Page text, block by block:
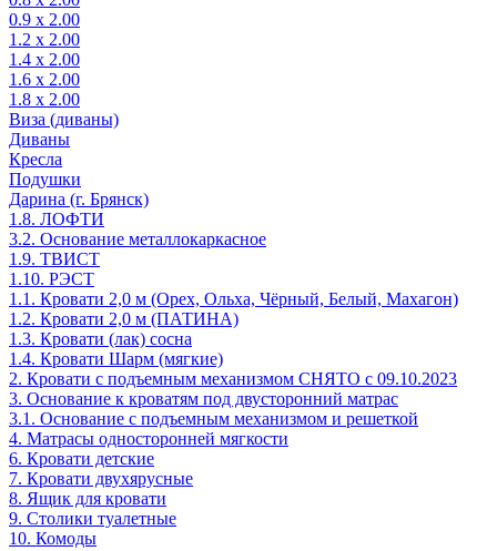
0.9 х 2.00
1.2 х 2.00
1.4 х 2.00
1.6 х 2.00
1.8 х 2.00
Виза (диваны)
Диваны
Кресла
Подушки
Дарина (г. Брянск)
1.8. ЛОФТИ
3.2. Основание металлокаркасное
1.9. ТВИСТ
1.10. РЭСТ
1.1. Кровати 2,0 м (Орех, Ольха, Чёрный, Белый, Махагон)
1.2. Кровати 2,0 м (ПАТИНА)
1.3. Кровати (лак) сосна
1.4. Кровати Шарм (мягкие)
2. Кровати с подъемным механизмом СНЯТО с 09.10.2023
3. Основание к кроватям под двусторонний матрас
3.1. Основание с подъемным механизмом и решеткой
4. Матрасы односторонней мягкости
6. Кровати детские
7. Кровати двухярусные
8. Ящик для кровати
9. Столики туалетные
10. Комоды